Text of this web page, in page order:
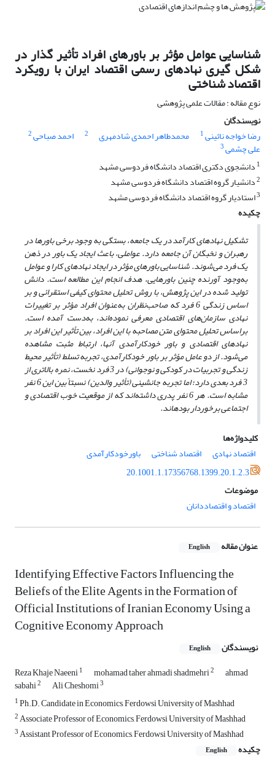
شناسایی عوامل مؤثر بر باورهای افراد تأثیر گذار در
شکل گیری نهادهای رسمی اقتصاد ایران با رویکرد
اقتصاد شناختی
نوع مقاله : مقالات علمی پژوهشی
نویسندگان
رضا خواجه نائینی1 محمدطاهر احمدی شادمهری 2 احمد صباحی2
علی چشمی3
1 دانشجوی دکتری اقتصاد دانشگاه فردوسی مشهد
2دانشیار گروه اقتصاد دانشگاه فردوسی مشهد
3استادیار گروه اقتصاد دانشگاه فردوسی مشهد
چکیده
تشکیل نهادهای کارآمد در یک جامعه، بستگی به وجود برخی باورها در
رهبران و نخبگان آن جامعه دارد. عواملی، باعث ایجاد یک باور در ذهن
یک فرد می‌شوند. شناسایی باورهای مؤثر در ایجاد نهادهای کارا و عوامل
به‌وجود آورنده چنین باورهایی، هدف انجام این مطالعه است. دانش
تولید شده در این پژوهش، با روش تحلیل محتوای کیفی استقرائی و بر
اساس زندگی 6 فرد که صاحب‌نظران به‌عنوان افراد مؤثر بر تغییرات
نهادی سازمان‌های اقتصادی معرفی نموده‌اند، به‌دست آمده است.
براساس تحلیل محتوای متن مصاحبه با این افراد، بین تأثیر این افراد بر
نهادهای اقتصادی و باور خودکارآمدی آنها، ارتباط مثبت مشاهده
می‌شود. از دو عامل مؤثر بر باور خودکارآمدی، تجربه تسلط (تأثیر محیط
زندگی و تجربیات در کودکی و نوجوانی) در 3 فرد نخست، نمره بالاتری از
3 فرد بعدی دارد؛ اما تجربه جانشینی (تأثیر والدین) نسبتاً بین این 6 نفر
مشابه است. هر 6 نفر پدری داشته‌اند که از موقعیت خوب اقتصادی و
اجتماعی برخوردار بوده­اند.
کلیدواژه‌ها
اقتصاد نهادی
اقتصاد شناختی
باورخودکارآمدی
20.1001.1.17356768.1399.20.1.2.3
موضوعات
اقتصاد و اقتصاددانان
عنوان مقاله English
Identifying Effective Factors Influencing the
Beliefs of the Elite Agents in the Formation of
Official Institutions of Iranian Economy Using a
Cognitive Economy Approach
نویسندگان English
Reza Khaje Naeeni1 mohamad taher ahmadi shadmehri2 ahmad
sabahi2 Ali Cheshomi3
1Ph.D. Candidate in Economics, Ferdowsi University of Mashhad
2Associate Professor of Economics, Ferdowsi University of Mashhad
3Assistant Professor of Economics, Ferdowsi University of Mashhad
چکیده
English